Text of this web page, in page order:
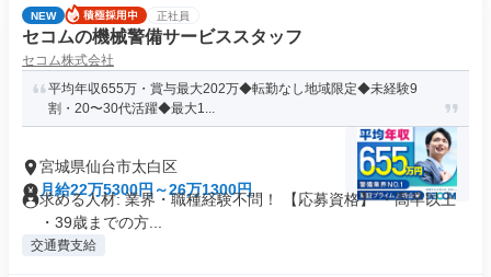
NEW 正社員
セコムの機械警備サービススタッフ
セコム株式会社
平均年収655万・賞与最大202万◆転勤なし地域限定◆未経験9
割・20〜30代活躍◆最大1...
宮城県仙台市太白区
月給22万5300円～26万1300円
求める人材: 業界・職種経験不問！ 【応募資格】 ・高卒以上
・39歳までの方...
交通費支給